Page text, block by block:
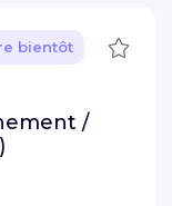
bientôt
/